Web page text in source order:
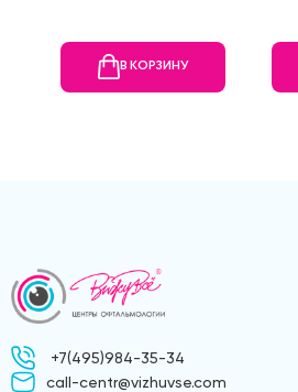
В КОРЗИНУ
+7(495)984-35-34
call-centr@vizhuvse.com